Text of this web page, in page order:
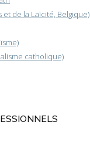
et de la Laïcité, Belgique)
catholique)